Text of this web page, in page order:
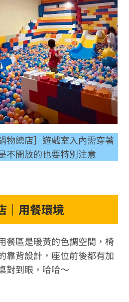
物總店］遊戲室入內需穿著
不開放的也要特別注意
｜用餐環境
餐區是暖黃的色調空間，椅
靠背設計，座位前後都有加
對到眼，哈哈～